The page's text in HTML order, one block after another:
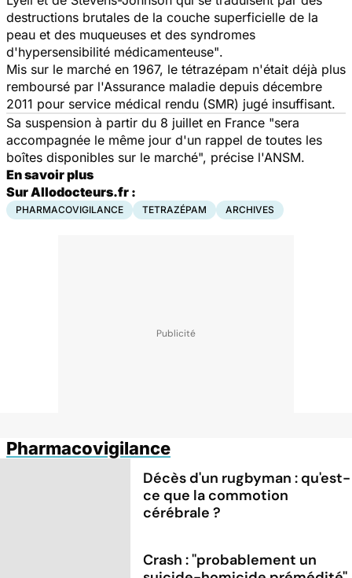
destructions brutales de la couche superficielle de la
peau et des muqueuses et des syndromes
d'hypersensibilité médicamenteuse".
Mis sur le marché en 1967, le tétrazépam n'était déjà plus
remboursé par l'Assurance maladie depuis décembre
2011 pour service médical rendu (SMR) jugé insuffisant.
Sa suspension à partir du 8 juillet en France "sera
accompagnée le même jour d'un rappel de toutes les
boîtes disponibles sur le marché", précise l'ANSM.
En savoir plus
Sur Allodocteurs.fr :
PHARMACOVIGILANCE TETRAZÉPAM ARCHIVES
Pharmacovigilance
Décès d'un rugbyman : qu'est-
ce que la commotion
cérébrale ?
Crash : ''probablement un